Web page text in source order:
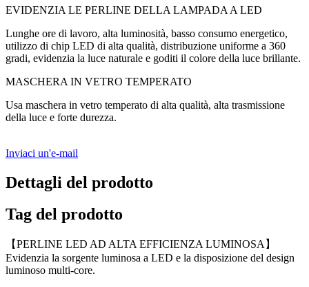
EVIDENZIA LE PERLINE DELLA LAMPADA A LED
Lunghe ore di lavoro, alta luminosità, basso consumo energetico,
utilizzo di chip LED di alta qualità, distribuzione uniforme a 360
gradi, evidenzia la luce naturale e goditi il ​​colore della luce brillante.
MASCHERA IN VETRO TEMPERATO
Usa maschera in vetro temperato di alta qualità, alta trasmissione
della luce e forte durezza.
Inviaci un'e-mail
Dettagli del prodotto
Tag del prodotto
【PERLINE LED AD ALTA EFFICIENZA LUMINOSA】
Evidenzia la sorgente luminosa a LED e la disposizione del design
luminoso multi-core.